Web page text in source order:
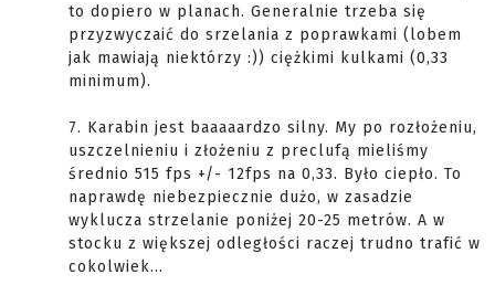
to dopiero w planach. Generalnie trzeba się
przyzwyczaić do srzelania z poprawkami (lobem
jak mawiają niektórzy :)) ciężkimi kulkami (0,33
minimum).
7. Karabin jest baaaaardzo silny. My po rozłożeniu,
uszczelnieniu i złożeniu z preclufą mieliśmy
średnio 515 fps +/- 12fps na 0,33. Było ciepło. To
naprawdę niebezpiecznie dużo, w zasadzie
wyklucza strzelanie poniżej 20-25 metrów. A w
stocku z większej odległości raczej trudno trafić w
cokolwiek...